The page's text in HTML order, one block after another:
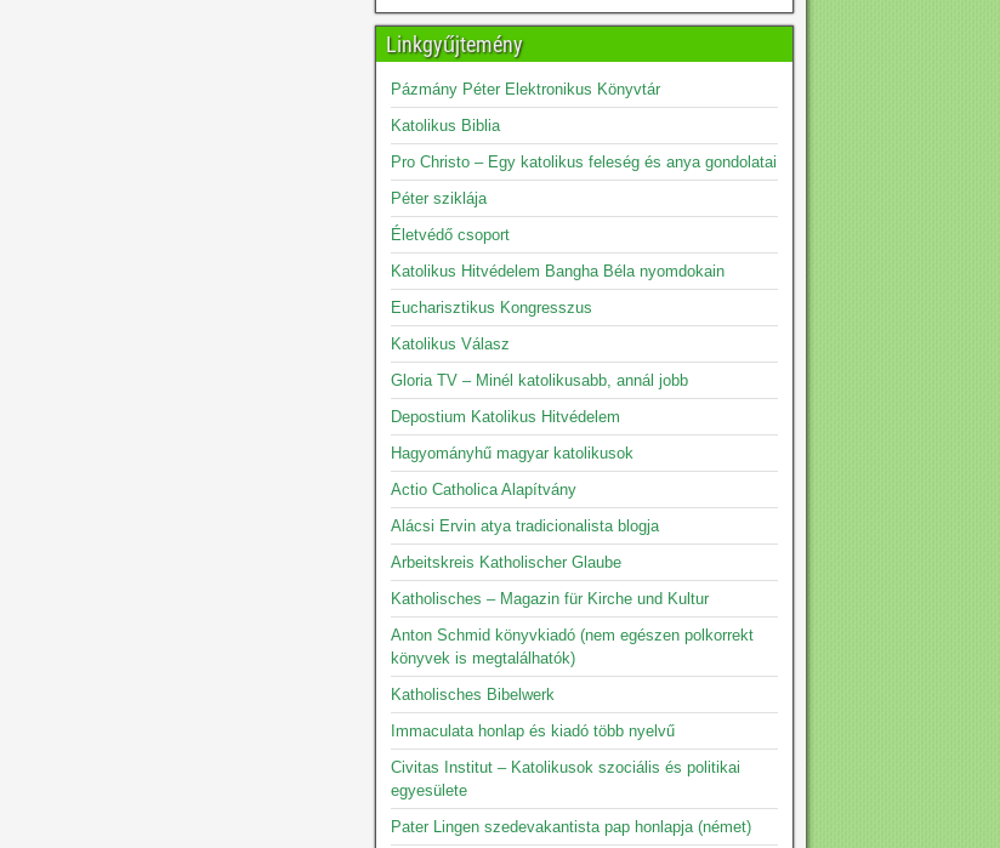
Linkgyűjtemény
Pázmány Péter Elektronikus Könyvtár
Katolikus Biblia
Pro Christo – Egy katolikus feleség és anya gondolatai
Péter sziklája
Életvédő csoport
Katolikus Hitvédelem Bangha Béla nyomdokain
Eucharisztikus Kongresszus
Katolikus Válasz
Gloria TV – Minél katolikusabb, annál jobb
Depostium Katolikus Hitvédelem
Hagyományhű magyar katolikusok
Actio Catholica Alapítvány
Alácsi Ervin atya tradicionalista blogja
Arbeitskreis Katholischer Glaube
Katholisches – Magazin für Kirche und Kultur
Anton Schmid könyvkiadó (nem egészen polkorrekt
könyvek is megtalálhatók)
Katholisches Bibelwerk
Immaculata honlap és kiadó több nyelvű
Civitas Institut – Katolikusok szociális és politikai
egyesülete
Pater Lingen szedevakantista pap honlapja (német)